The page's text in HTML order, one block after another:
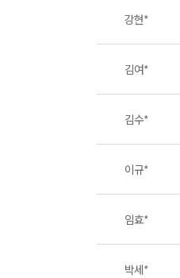
강현*
김여*
김수*
이규*
임효*
박세*